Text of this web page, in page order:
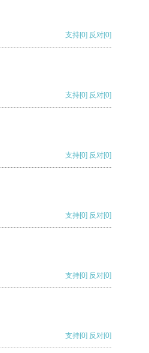
支持[0] 反对[0]
支持[0] 反对[0]
支持[0] 反对[0]
支持[0] 反对[0]
支持[0] 反对[0]
支持[0] 反对[0]